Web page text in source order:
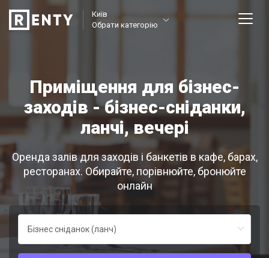
Київ
Обрати категорію
Приміщення для бізнес-
заходів - бізнес-сніданки,
ланчі, вечері
Оренда залів для заходів і банкетів в кафе, барах,
ресторанах. Обирайте, порівнюйте, бронюйте
онлайн